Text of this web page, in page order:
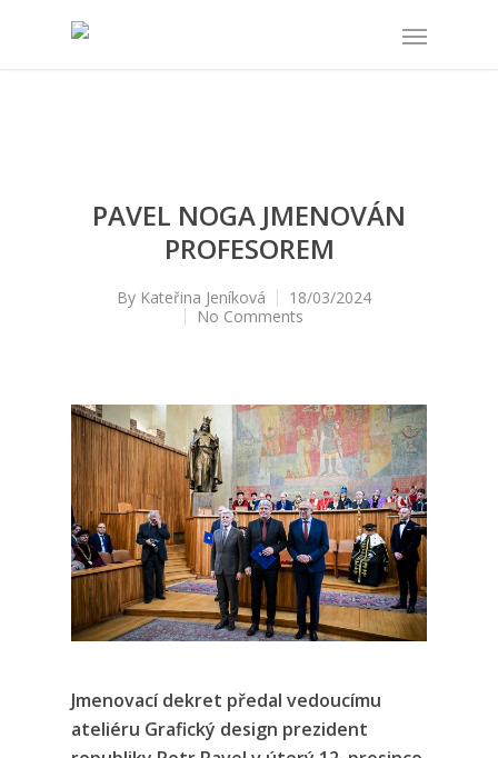
PAVEL NOGA JMENOVÁN
PROFESOREM
By Kateřina Jeníková
18/03/2024
No Comments
Jmenovací dekret předal vedoucímu
ateliéru Grafický design prezident